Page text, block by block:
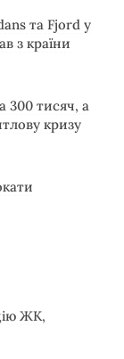
та Fjord у
з країни
300 тисяч, а
кризу
ЖК,